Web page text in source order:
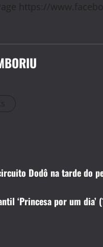
https://
Dodô na tarde do
‘Princesa por um dia’